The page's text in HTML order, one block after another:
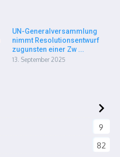
UN-Generalversammlung
nimmt Resolutionsentwurf
zugunsten einer Zw ...
13. September 2025
9
82